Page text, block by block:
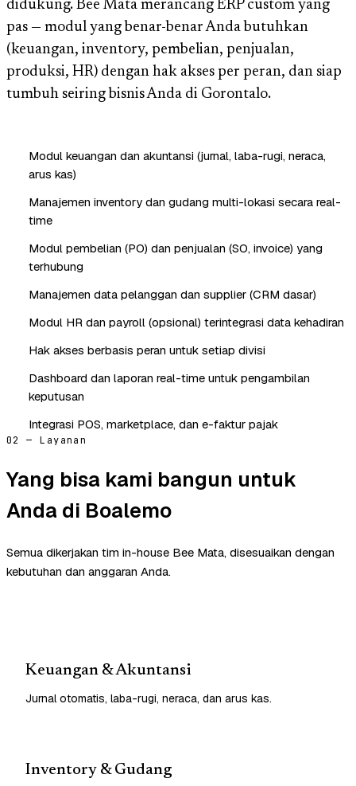
didukung. Bee Mata merancang ERP custom yang
pas — modul yang benar-benar Anda butuhkan
(keuangan, inventory, pembelian, penjualan,
produksi, HR) dengan hak akses per peran, dan siap
tumbuh seiring bisnis Anda di Gorontalo.
Modul keuangan dan akuntansi (jurnal, laba-rugi, neraca,
arus kas)
Manajemen inventory dan gudang multi-lokasi secara real-
time
Modul pembelian (PO) dan penjualan (SO, invoice) yang
terhubung
Manajemen data pelanggan dan supplier (CRM dasar)
Modul HR dan payroll (opsional) terintegrasi data kehadiran
Hak akses berbasis peran untuk setiap divisi
Dashboard dan laporan real-time untuk pengambilan
keputusan
Integrasi POS, marketplace, dan e-faktur pajak
02 — Layanan
Yang bisa kami bangun untuk
Anda di Boalemo
Semua dikerjakan tim in-house Bee Mata, disesuaikan dengan
kebutuhan dan anggaran Anda.
Keuangan & Akuntansi
Jurnal otomatis, laba-rugi, neraca, dan arus kas.
Inventory & Gudang